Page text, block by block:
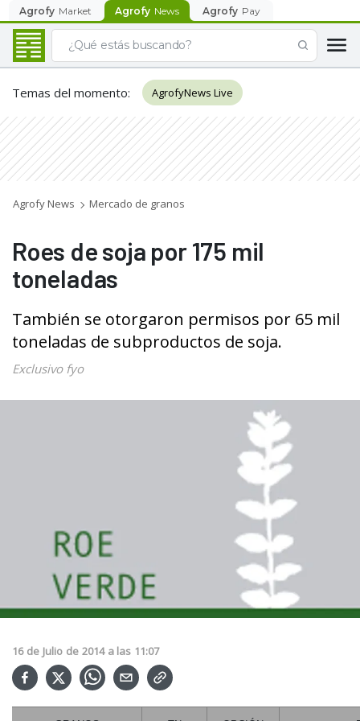
Agrofy Market Agrofy News Agrofy Pay
Temas del momento: AgrofyNews Live
Agrofy News Mercado de granos
Roes de soja por 175 mil
toneladas
También se otorgaron permisos por 65 mil
toneladas de subproductos de soja.
Exclusivo fyo
16 de Julio de 2014 a las 11:07